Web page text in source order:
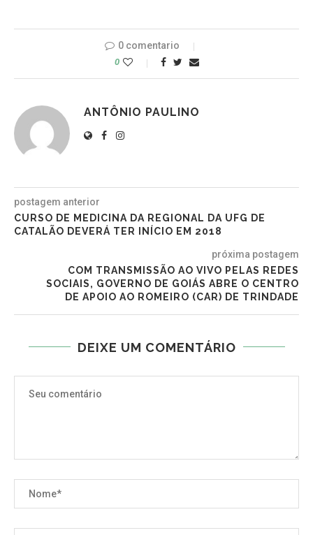
0 comentario
0
ANTÔNIO PAULINO
postagem anterior
CURSO DE MEDICINA DA REGIONAL DA UFG DE
CATALÃO DEVERÁ TER INÍCIO EM 2018
próxima postagem
COM TRANSMISSÃO AO VIVO PELAS REDES
SOCIAIS, GOVERNO DE GOIÁS ABRE O CENTRO
DE APOIO AO ROMEIRO (CAR) DE TRINDADE
DEIXE UM COMENTÁRIO